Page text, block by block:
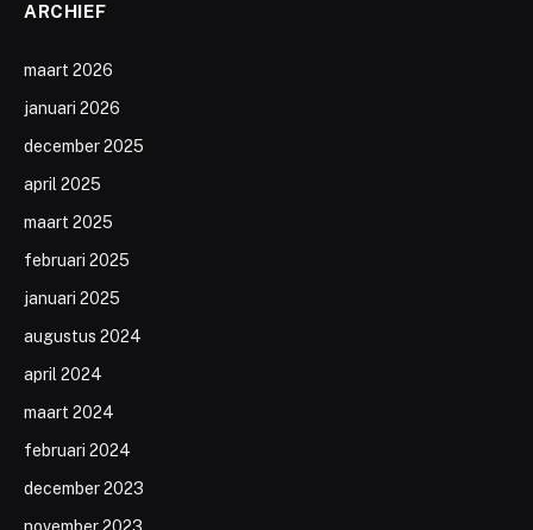
ARCHIEF
maart 2026
januari 2026
december 2025
april 2025
maart 2025
februari 2025
januari 2025
augustus 2024
april 2024
maart 2024
februari 2024
december 2023